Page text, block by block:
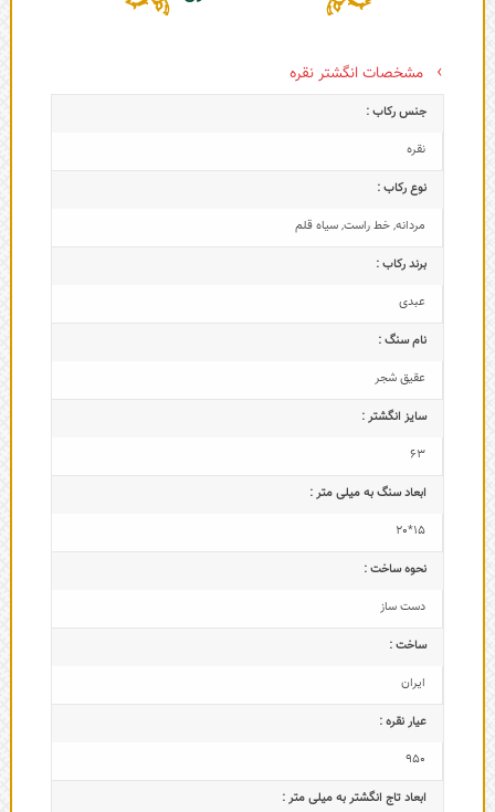
مشخصات انگشتر نقره
جنس رکاب :
نقره
نوع رکاب :
مردانه,خط راست,سیاه قلم
برند رکاب :
عبدی
نام سنگ :
عقیق شجر
سایز انگشتر :
63
ابعاد سنگ به میلی متر :
15*20
نحوه ساخت :
دست ساز
ساخت :
ایران
عیار نقره :
950
ابعاد تاج‌ انگشتر به میلی متر :